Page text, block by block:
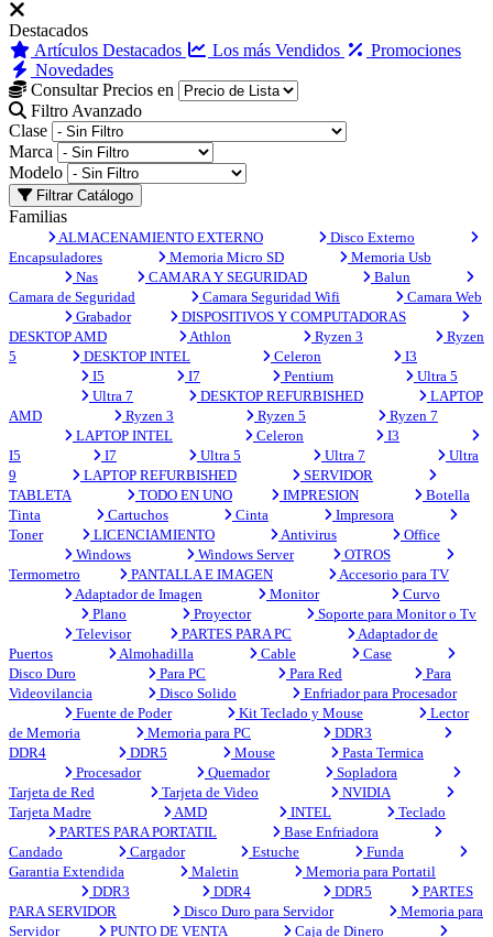
Destacados
Artículos Destacados
Los más Vendidos
Promociones
Novedades
Consultar Precios en
Filtro Avanzado
Clase
Marca
Modelo
Filtrar Catálogo
Familias
ALMACENAMIENTO EXTERNO
Disco Externo
Encapsuladores
Memoria Micro SD
Memoria Usb
Nas
CAMARA Y SEGURIDAD
Balun
Camara de Seguridad
Camara Seguridad Wifi
Camara Web
Grabador
DISPOSITIVOS Y COMPUTADORAS
DESKTOP AMD
Athlon Ryzen 3
Ryzen
5
DESKTOP INTEL Celeron
I3
I5
I7 Pentium
Ultra 5
Ultra 7
DESKTOP REFURBISHED
LAPTOP
AMD
Ryzen 3 Ryzen 5
Ryzen 7
LAPTOP INTEL
Celeron
I3
I5
I7 Ultra 5 Ultra 7
Ultra
9
LAPTOP REFURBISHED
SERVIDOR
TABLETA
TODO EN UNO IMPRESION
Botella
Tinta
Cartuchos Cinta
Impresora
Toner
LICENCIAMIENTO Antivirus
Office
Windows
Windows Server
OTROS
Termometro
PANTALLA E IMAGEN
Accesorio para TV
Adaptador de Imagen
Monitor
Curvo
Plano
Proyector
Soporte para Monitor o Tv
Televisor
PARTES PARA PC
Adaptador de
Puertos
Almohadilla Cable
Case
Disco Duro
Para PC Para Red
Para
Videovilancia
Disco Solido
Enfriador para Procesador
Fuente de Poder
Kit Teclado y Mouse
Lector
de Memoria
Memoria para PC
DDR3
DDR4
DDR5 Mouse
Pasta Termica
Procesador
Quemador
Sopladora
Tarjeta de Red
Tarjeta de Video
NVIDIA
Tarjeta Madre
AMD INTEL
Teclado
PARTES PARA PORTATIL
Base Enfriadora
Candado
Cargador Estuche
Funda
Garantia Extendida
Maletin
Memoria para Portatil
DDR3
DDR4 DDR5
PARTES
PARA SERVIDOR
Disco Duro para Servidor
Memoria para
Servidor
PUNTO DE VENTA Caja de Dinero